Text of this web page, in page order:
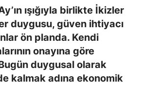
ışığıyla birlikte İkizler
duygusu, güven ihtiyacı
ön planda. Kendi
onayına göre
duygusal olarak
kalmak adına ekonomik